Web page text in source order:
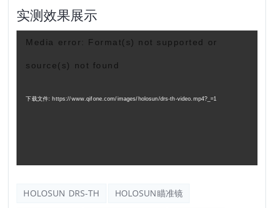
实测效果展示
Media error: Format(s) not supported or
source(s) not found
下载文件: https://www.qifone.com/images/holosun/drs-th-video.mp4?_=1
HOLOSUN DRS-TH HOLOSUN瞄准镜